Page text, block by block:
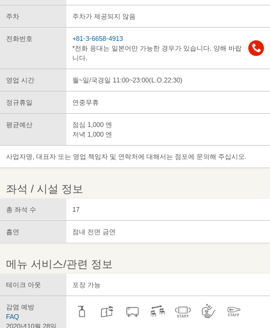
주차 주차가 제공되지 않음
전화번호
+81-3-6658-4913
*전화 응대는 일본어만 가능한 경우가 있습니다. 양해 바랍
니다.
영업 시간 월~일/국경일 11:00~23:00(L.O.22:30)
정규휴일 연중무휴
평균예산
점심 1,000 엔
저녁 1,000 엔
사업자명, 대표자 또는 영업 책임자 및 연락처에 대해서는 점포에 문의해 주십시오.
좌석 / 시설 정보
총 좌석 수 17
흡연 점내 전면 금연
메뉴 서비스/관련 정보
테이크 아웃 포장 가능
감염 예방
FAQ
2020년10월 28일